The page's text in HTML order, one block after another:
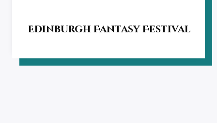
Edinburgh Fantasy Festival